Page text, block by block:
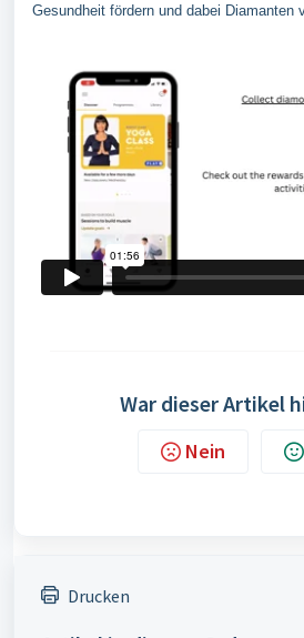
Gesundheit fördern und dabei Diamanten
War dieser Artikel
Nein
Drucken